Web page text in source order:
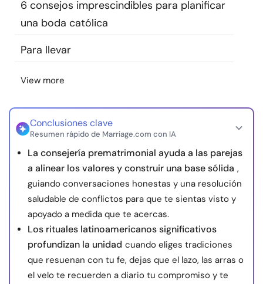
nosotros
6 consejos imprescindibles para planificar
una boda católica
Para llevar
View more
Conclusiones clave
Resumen rápido de Marriage.com con IA
La consejería prematrimonial ayuda a las parejas
a alinear los valores y construir una base sólida ,
guiando conversaciones honestas y una resolución
saludable de conflictos para que te sientas visto y
apoyado a medida que te acercas.
Los rituales latinoamericanos significativos
profundizan la unidad cuando eliges tradiciones
que resuenan con tu fe, dejas que el lazo, las arras o
el velo te recuerden a diario tu compromiso y te